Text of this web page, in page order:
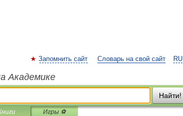
RU
Запомнить сайт Словарь на свой сайт
Академике
Найти!
Игры ⚽